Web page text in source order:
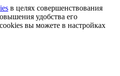
в целях совершенствования
удобства его
вы можете в настройках